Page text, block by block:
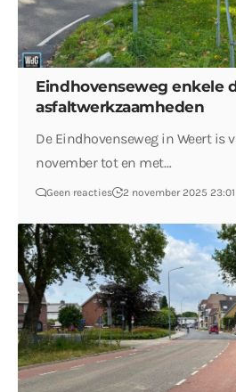
Eindhovenseweg enkele
asfaltwerkzaamheden
De Eindhovenseweg in Weert is
november tot en met…
Geen reacties 2 november 2025 23:01